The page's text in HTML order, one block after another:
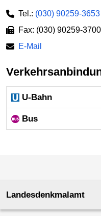
Tel.: (030) 90259-3653
Fax: (030) 90259-3700
E-Mail
U-Bahn
Bus
Landesdenkmal­amt